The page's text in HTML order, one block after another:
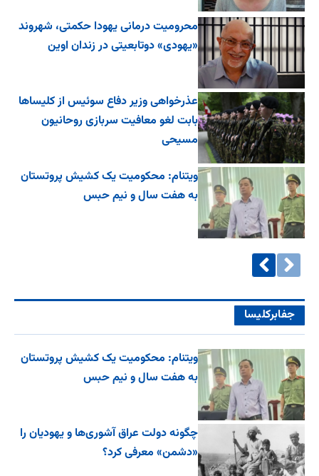
محرومیت درمانی یهودا حکمتی، شهروند
«یهودی» دوتابعیتی در زندان اوین
عذرخواهی وزیر دفاع سوئیس از کلیساها
بابت لغو معافیت سربازی روحانیون
مسیحی
ویتنام: محکومیت یک کشیش پروتستان
به هفت سال و نیم حبس
جفا‌بر‌کلیسا
ویتنام: محکومیت یک کشیش پروتستان
به هفت سال و نیم حبس
چگونه دولت عراق آشوری‌ها و یهودیان را
«دشمن» معرفی کرد؟